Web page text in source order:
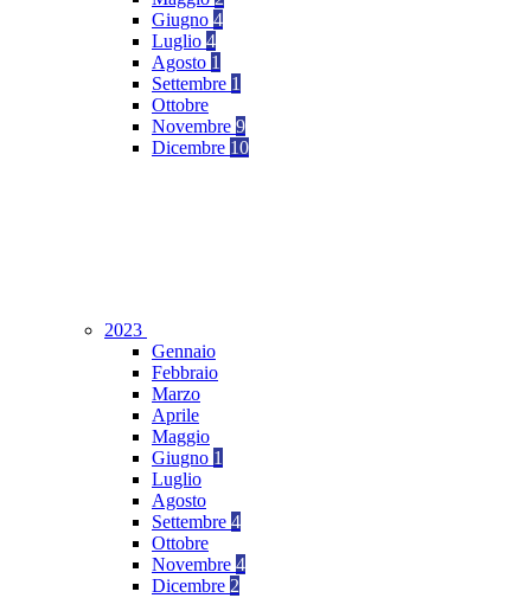
Giugno 4
Luglio 4
Agosto 1
Settembre 1
Ottobre
Novembre 9
Dicembre 10
2023
Gennaio
Febbraio
Marzo
Aprile
Maggio
Giugno 1
Luglio
Agosto
Settembre 4
Ottobre
Novembre 4
Dicembre 2